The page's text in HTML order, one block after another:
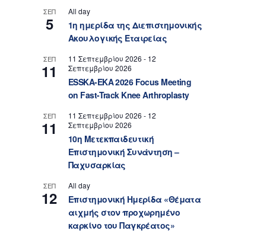
ΣΕΠ
5
All day
1η ημερίδα της Διεπιστημονικής
Ακουλογικής Εταιρείας
ΣΕΠ
11
11 Σεπτεμβρίου 2026 - 12
Σεπτεμβρίου 2026
ESSKA-EKA 2026 Focus Meeting
on Fast-Track Knee Arthroplasty
ΣΕΠ
11
11 Σεπτεμβρίου 2026 - 12
Σεπτεμβρίου 2026
10η Μετεκπαιδευτική
Επιστημονική Συνάντηση –
Παχυσαρκίας
ΣΕΠ
12
All day
Επιστημονική Ημερίδα «Θέματα
αιχμής στον προχωρημένο
καρκίνο του Παγκρέατος»